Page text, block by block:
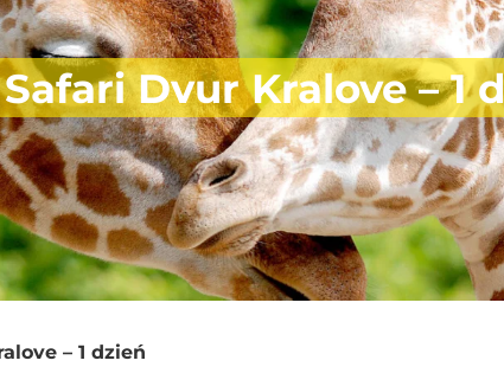
Dvur Kralove – 1
– 1 dzień